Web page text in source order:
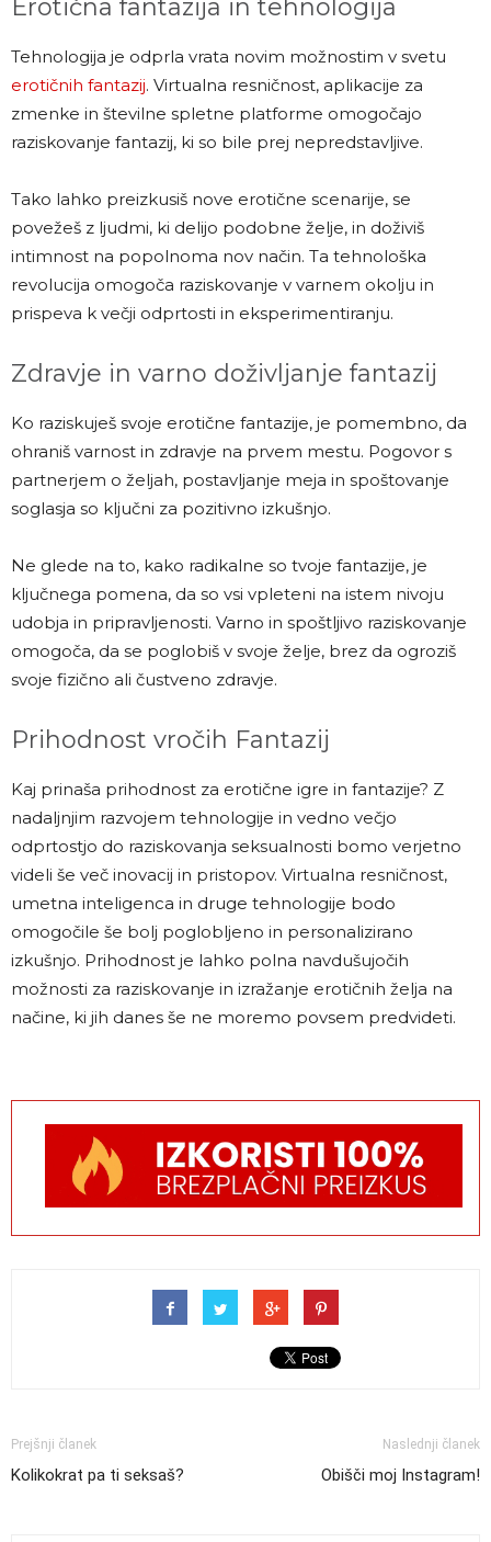
Erotična fantazija in tehnologija
Tehnologija je odprla vrata novim možnostim v svetu
erotičnih fantazij. Virtualna resničnost, aplikacije za
zmenke in številne spletne platforme omogočajo
raziskovanje fantazij, ki so bile prej nepredstavljive.
Tako lahko preizkusiš nove erotične scenarije, se
povežeš z ljudmi, ki delijo podobne želje, in doživiš
intimnost na popolnoma nov način. Ta tehnološka
revolucija omogoča raziskovanje v varnem okolju in
prispeva k večji odprtosti in eksperimentiranju.
Zdravje in varno doživljanje fantazij
Ko raziskuješ svoje erotične fantazije, je pomembno, da
ohraniš varnost in zdravje na prvem mestu. Pogovor s
partnerjem o željah, postavljanje meja in spoštovanje
soglasja so ključni za pozitivno izkušnjo.
Ne glede na to, kako radikalne so tvoje fantazije, je
ključnega pomena, da so vsi vpleteni na istem nivoju
udobja in pripravljenosti. Varno in spoštljivo raziskovanje
omogoča, da se poglobiš v svoje želje, brez da ogroziš
svoje fizično ali čustveno zdravje.
Prihodnost vročih Fantazij
Kaj prinaša prihodnost za erotične igre in fantazije? Z
nadaljnjim razvojem tehnologije in vedno večjo
odprtostjo do raziskovanja seksualnosti bomo verjetno
videli še več inovacij in pristopov. Virtualna resničnost,
umetna inteligenca in druge tehnologije bodo
omogočile še bolj poglobljeno in personalizirano
izkušnjo. Prihodnost je lahko polna navdušujočih
možnosti za raziskovanje in izražanje erotičnih želja na
načine, ki jih danes še ne moremo povsem predvideti.
Prejšnji članek
Kolikokrat pa ti seksaš?
Naslednji članek
Obišči moj Instagram!